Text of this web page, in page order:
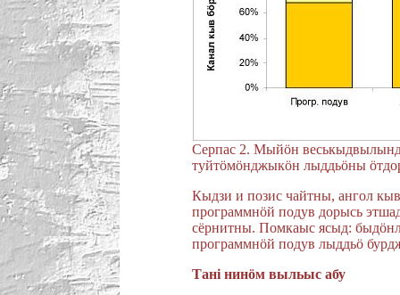
Серпас 2. Мыйöн
туйтöмöнджыкöн лыддьöны
Кыдзи и позис чайтны, ангол
программнöй подув дорысь
сëрнитны. Помкаыс ясыд:
программнöй подув лыддьö
Танi нинöм выльыс абу